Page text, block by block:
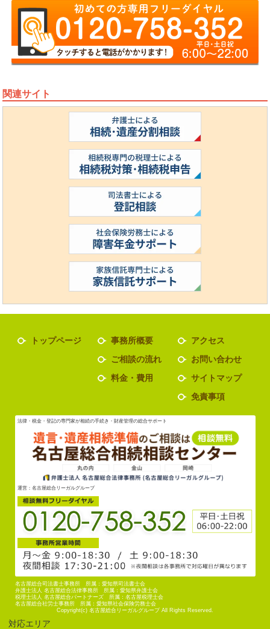
関連サイト
トップページ
事務所概要
ご相談の流れ
料金・費用
アクセス
お問い合わせ
サイトマップ
免責事項
法律・税金・登記の専門家が相続の手続き・財産管理の総合サポート
運営：名古屋総合リーガルグループ
名古屋総合司法書士事務所 所属：愛知県司法書士会
弁護士法人 名古屋総合法律事務所 所属：愛知県弁護士会
税理士法人 名古屋総合パートナーズ 所属：名古屋税理士会
名古屋総合社労士事務所 所属：愛知県社会保険労務士会
Copyright(c) 名古屋総合リーガルグループ All Rights Reserved.
対応エリア